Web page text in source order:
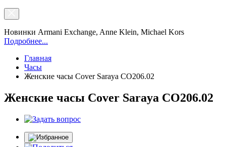
Новинки Armani Exchange, Anne Klein, Michael Kors
Подробнее...
Главная
Часы
Женские часы Cover Saraya CO206.02
Женские часы Cover Saraya CO206.02